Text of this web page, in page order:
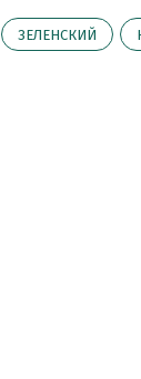
ЗЕЛЕНСКИЙ